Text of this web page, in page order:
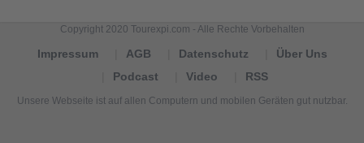
Copyright 2020 Tourexpi.com - Alle Rechte Vorbehalten
Impressum AGB Datenschutz
Über Uns
Podcast
Video RSS
Unsere Webseite ist auf allen Computern und mobilen Geräten gut nutzbar.